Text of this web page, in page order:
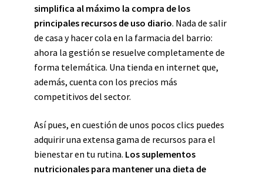
simplifica al máximo la compra de los
principales recursos de uso diario. Nada de salir
de casa y hacer cola en la farmacia del barrio:
ahora la gestión se resuelve completamente de
forma telemática. Una tienda en internet que,
además, cuenta con los precios más
competitivos del sector.
Así pues, en cuestión de unos pocos clics puedes
adquirir una extensa gama de recursos para el
bienestar en tu rutina. Los suplementos
nutricionales para mantener una dieta de